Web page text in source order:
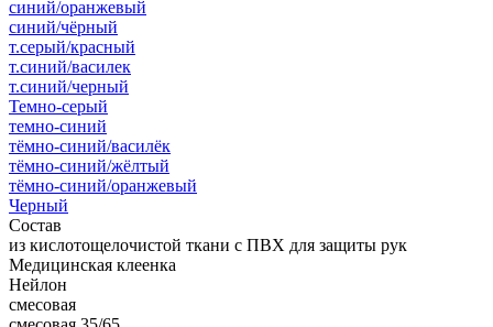
синий/оранжевый
синий/чёрный
т.серый/красный
т.синий/василек
т.синий/черный
Темно-серый
темно-синий
тёмно-синий/василёк
тёмно-синий/жёлтый
тёмно-синий/оранжевый
Черный
Состав
из кислотощелочистой ткани с ПВХ для защиты рук
Медицинская клеенка
Нейлон
смесовая